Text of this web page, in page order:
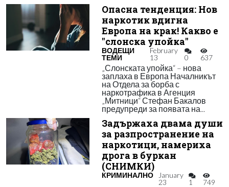
Опасна тенденция: Нов
наркотик вдигна
Европа на крак! Какво е
"слонска упойка"
ВОДЕЩИ
ТЕМИ
February
13
0 637
„Слонската упойка“ – нова
заплаха в Европа Началникът
на Отдела за борба с
наркотрафика в Агенция
„Митници“ Стефан Бакалов
предупреди за появата на...
Задържаха двама души
за разпространение на
наркотици, намериха
дрога в буркан
(СНИМКИ)
КРИМИНАЛНО
January
23
1 749